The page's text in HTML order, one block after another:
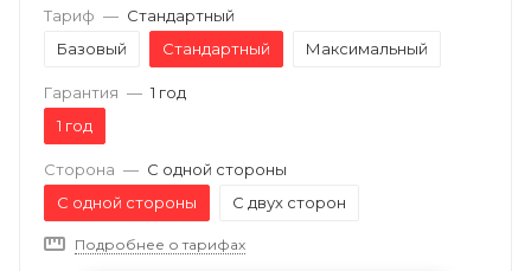
Тариф — Стандартный
Базовый
Стандартный Максимальный
Гарантия — 1 год
1 год
Сторона — С одной стороны
С одной стороны
С двух сторон
Подробнее о тарифах